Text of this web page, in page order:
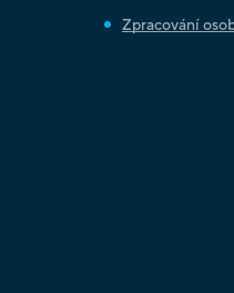
Zpracování